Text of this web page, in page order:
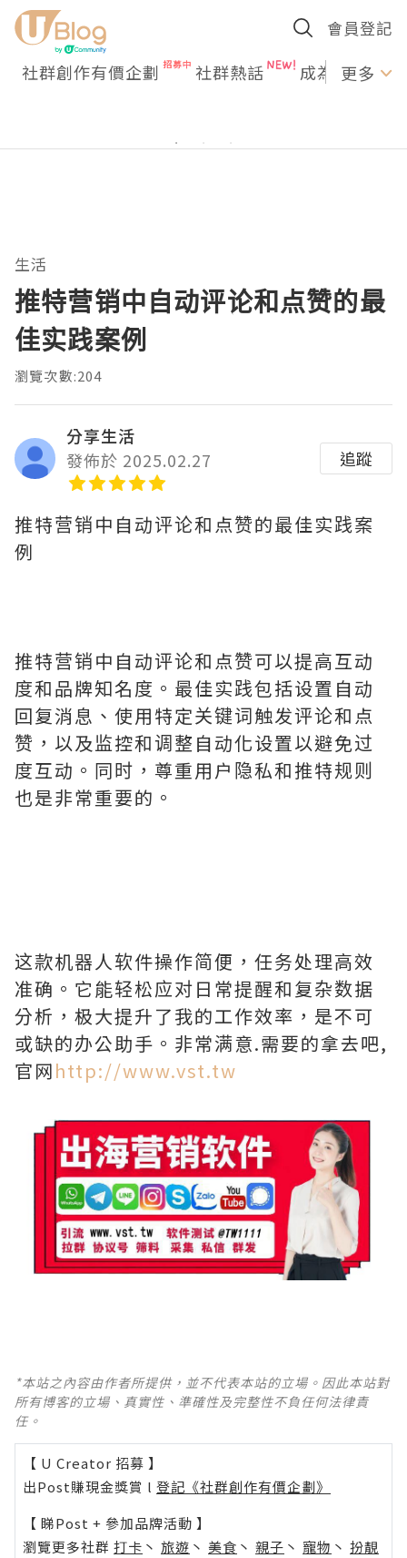
會員登記
社群創作有價企劃 社群熱話 成為U更多
生活
推特营销中自动评论和点赞的最
佳实践案例
瀏覽次數:204
分享生活
發佈於 2025.02.27
追蹤
推特营销中自动评论和点赞的最佳实践案
例
推特营销中自动评论和点赞可以提高互动
度和品牌知名度。最佳实践包括设置自动
回复消息、使用特定关键词触发评论和点
赞，以及监控和调整自动化设置以避免过
度互动。同时，尊重用户隐私和推特规则
也是非常重要的。
这款机器人软件操作简便，任务处理高效
准确。它能轻松应对日常提醒和复杂数据
分析，极大提升了我的工作效率，是不可
或缺的办公助手。非常满意.需要的拿去吧,
官网http://www.vst.tw
*本站之內容由作者所提供，並不代表本站的立場。因此本站對
所有博客的立場、真實性、準確性及完整性不負任何法律責
任。
【 U Creator 招募 】
出Post賺現金獎賞 l 登記《社群創作有價企劃》
【 睇Post + 參加品牌活動 】
瀏覽更多社群 打卡 丶 旅遊 丶 美食 丶 親子 丶 寵物 丶 扮靚